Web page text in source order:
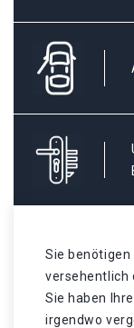
Sie
versehentlich
Sie haben
irgendwo